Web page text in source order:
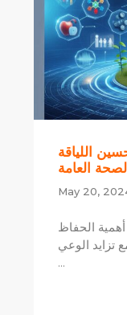
اللياقة
العامة
May 20,
الحفاظ
تزايد الوعي
...